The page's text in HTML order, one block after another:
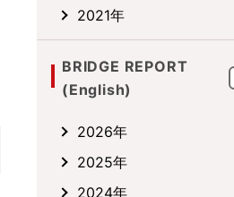
2021年
BRIDGE REPORT
(English)
2026年
2025年
2024年